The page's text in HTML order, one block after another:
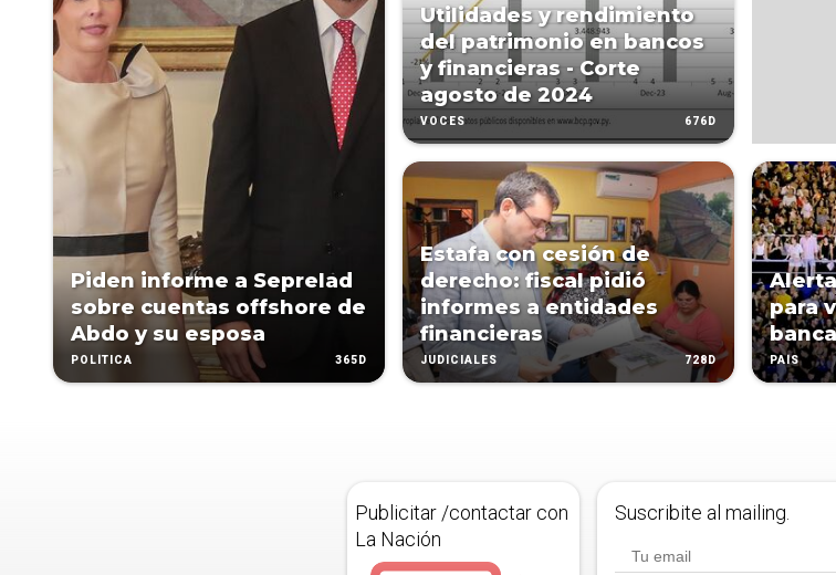
Piden informe a Seprelad
sobre cuentas offshore de
Abdo y su esposa
POLÍTICA 365D
Utilidades y rendimiento
del patrimonio en bancos
y financieras - Corte
agosto de 2024
VOCES 676D
Estafa con cesión de
derecho: fiscal pidió
informes a entidades
financieras
JUDICIALES 728D
para
PAÍS
Publicitar /contactar con
La Nación
Suscribite al mailing.